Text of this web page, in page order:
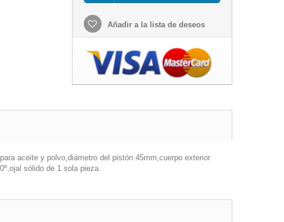
Añadir a la lista de deseos
aceite y polvo,diámetro del pistón 45mm,cuerpo exterior
sólido de 1 sola pieza.